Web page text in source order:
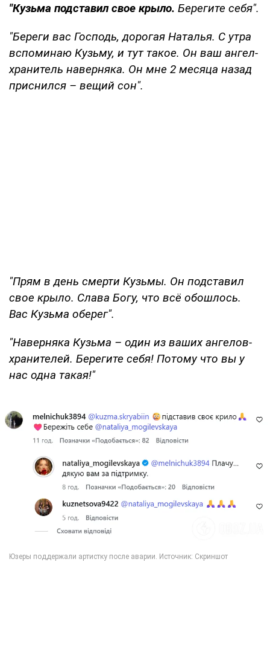
"Кузьма подставил свое крыло. Берегите себя".
"Береги вас Господь, дорогая Наталья. С утра
вспоминаю Кузьму, и тут такое. Он ваш ангел-
хранитель наверняка. Он мне 2 месяца назад
приснился – вещий сон".
"Прям в день смерти Кузьмы. Он подставил
свое крыло. Слава Богу, что всё обошлось.
Вас Кузьма оберег".
"Наверняка Кузьма – один из ваших ангелов-
хранителей. Берегите себя! Потому что вы у
нас одна такая!"